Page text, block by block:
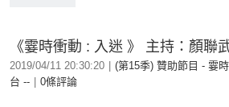
《霎時衝動 : 入迷 》 主持：顏聯
2019/04/11 20:30:20 (第15季) 贊助節目 - 霎
台 --
0條評論